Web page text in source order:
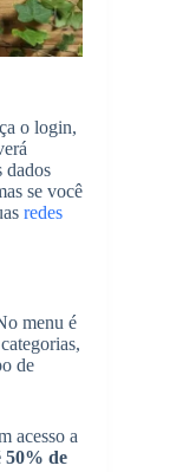
o login,
dados
se você
redes
menu é
de
acesso a
50% de